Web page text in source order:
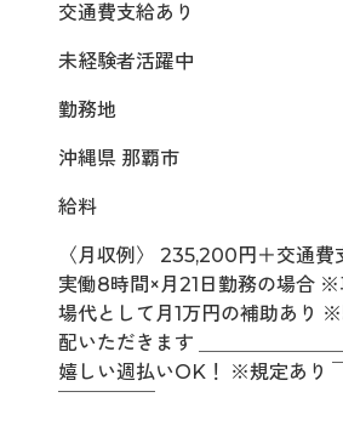
交通費支給あり
未経験者活躍中
勤務地
沖縄県 那覇市
給料
〈月収例〉 235,200円＋交通
実働8時間×月21日勤務の場合
場代として月1万円の補助あり
配いただきます ＿＿＿＿＿＿
嬉しい週払いOK！ ※規定あり